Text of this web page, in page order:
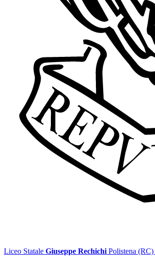
Liceo Statale Giuseppe Rechichi Polistena (RC)